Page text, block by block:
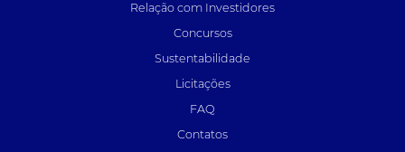
Relação com Investidores
Concursos
Sustentabilidade
Licitações
FAQ
Contatos